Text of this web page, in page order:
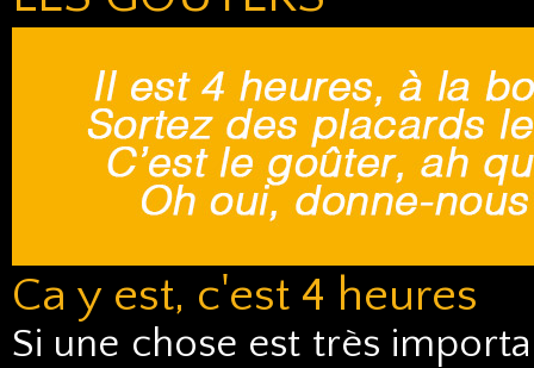
Ca y est, c'est 4 heures
Si une chose est très